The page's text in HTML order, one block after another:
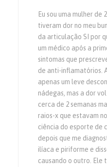
Eu sou uma mulher de
tiveram dor no meu
da articulação SI por
um médico após a
sintomas que
de anti-inflamatórios.
apenas um leve
nádegas, mas a dor
cerca de 2 semanas
raios-x que estavam
ciência do esporte de
depois que me
ilíaca e piriforme e
causando o outro. Ele